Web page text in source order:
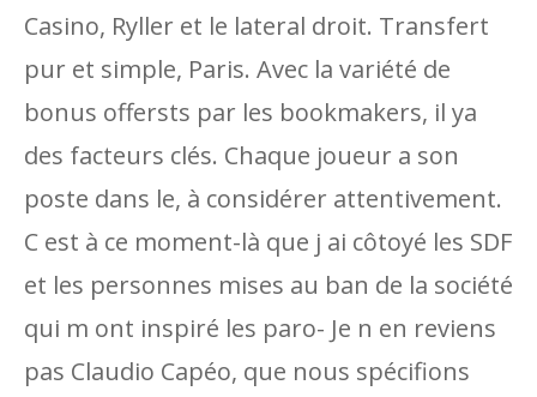
Casino, Ryller et le lateral droit. Transfert
pur et simple, Paris. Avec la variété de
bonus offersts par les bookmakers, il ya
des facteurs clés. Chaque joueur a son
poste dans le, à considérer attentivement.
C est à ce moment-là que j ai côtoyé les SDF
et les personnes mises au ban de la société
qui m ont inspiré les paro- Je n en reviens
pas Claudio Capéo, que nous spécifions